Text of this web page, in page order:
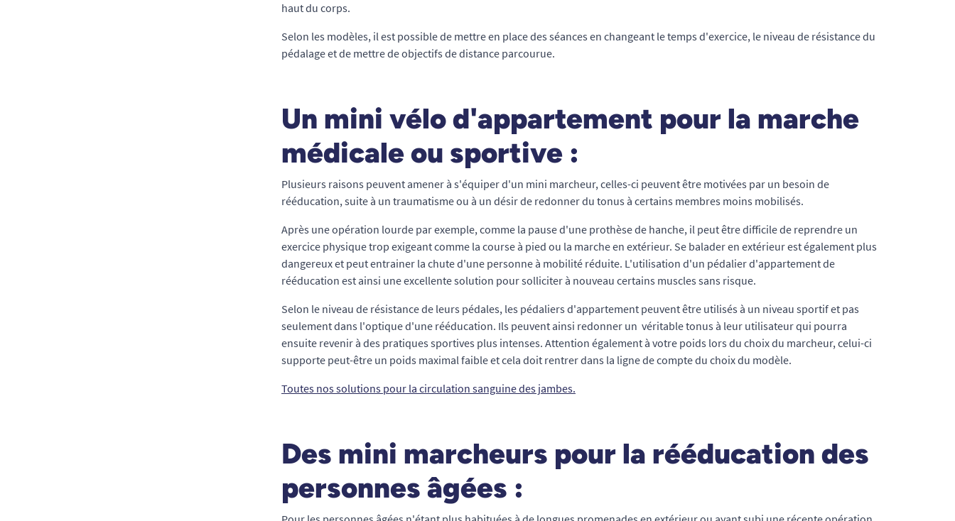
haut du corps.
Selon les modèles, il est possible de mettre en place des séances en changeant le temps d'exercice, le niveau de résistance du
pédalage et de mettre de objectifs de distance parcourue.
Un mini vélo d'appartement pour la marche
médicale ou sportive :
Plusieurs raisons peuvent amener à s'équiper d'un mini marcheur, celles-ci peuvent être motivées par un besoin de
rééducation, suite à un traumatisme ou à un désir de redonner du tonus à certains membres moins mobilisés.
Après une opération lourde par exemple, comme la pause d'une prothèse de hanche, il peut être difficile de reprendre un
exercice physique trop exigeant comme la course à pied ou la marche en extérieur. Se balader en extérieur est également plus
dangereux et peut entrainer la chute d'une personne à mobilité réduite. L'utilisation d'un pédalier d'appartement de
rééducation est ainsi une excellente solution pour solliciter à nouveau certains muscles sans risque.
Selon le niveau de résistance de leurs pédales, les pédaliers d'appartement peuvent être utilisés à un niveau sportif et pas
seulement dans l'optique d'une rééducation. Ils peuvent ainsi redonner un véritable tonus à leur utilisateur qui pourra
ensuite revenir à des pratiques sportives plus intenses. Attention également à votre poids lors du choix du marcheur, celui-ci
supporte peut-être un poids maximal faible et cela doit rentrer dans la ligne de compte du choix du modèle.
Toutes nos solutions pour la circulation sanguine des jambes.
Des mini marcheurs pour la rééducation des
personnes âgées :